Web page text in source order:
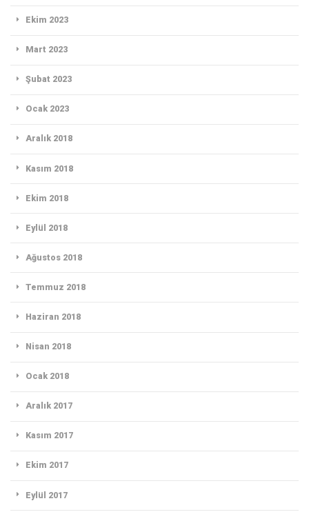
Ekim 2023
Mart 2023
Şubat 2023
Ocak 2023
Aralık 2018
Kasım 2018
Ekim 2018
Eylül 2018
Ağustos 2018
Temmuz 2018
Haziran 2018
Nisan 2018
Ocak 2018
Aralık 2017
Kasım 2017
Ekim 2017
Eylül 2017